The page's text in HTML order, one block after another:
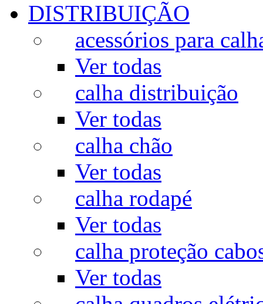
DISTRIBUIÇÃO
acessórios para
Ver todas
calha distribuição
Ver todas
calha chão
Ver todas
calha rodapé
Ver todas
calha proteção
Ver todas